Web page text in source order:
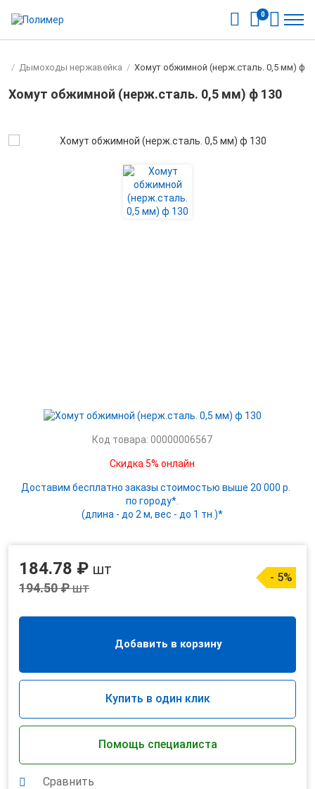
0
/ Дымоходы нержавейка / Хомут обжимной (нерж.сталь. 0,5 мм) ф
Хомут обжимной (нерж.сталь. 0,5 мм) ф 130
Код товара: 00000006567
Скидка 5% онлайн
Доставим бесплатно заказы стоимостью выше 20 000 р.
по городу*.
(длина - до 2 м, вес - до 1 тн.)*
184.78 ₽ шт
194.50 ₽шт
- 5%
Добавить в корзину
Купить в один клик
Помощь специалиста
Сравнить